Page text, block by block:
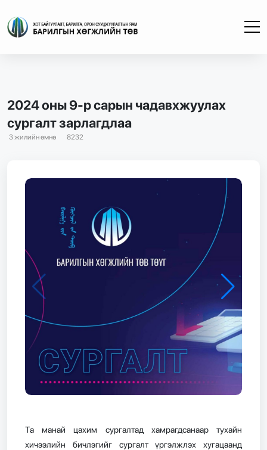
2024 оны 9-р сарын чадавхжуулах
сургалт зарлагдлаа
3 жилийн өмнө 8232
Та манай цахим сургалтад хамрагдсанаар тухайн
хичээлийн бичлэгийг сургалт үргэлжлэх хугацаанд